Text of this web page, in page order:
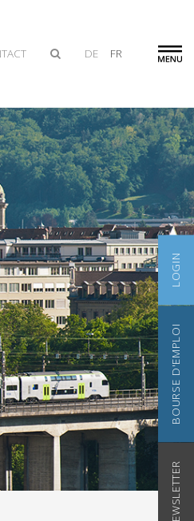
DE FR
LOGIN
BOURSE D'EMPLOI
NEWSLETTER